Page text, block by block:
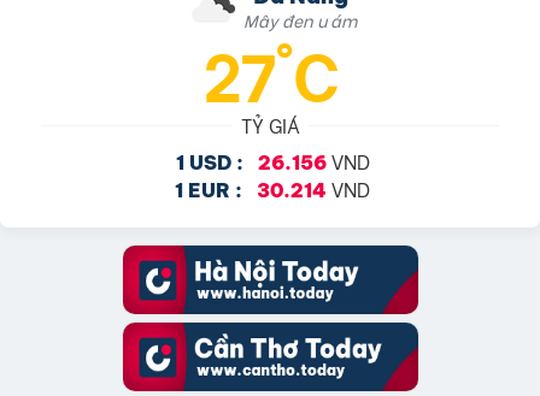
Mây đen u ám
27°C
TỶ GIÁ
1 USD : 26.156VND
1 EUR : 30.214 VND